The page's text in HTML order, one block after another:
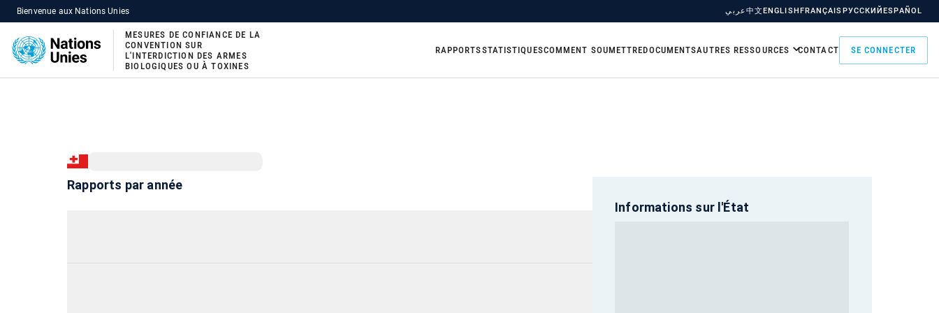
Bienvenue aux Nations Unies عربي中文ENGLISHFRANÇAISРУССКИЙESPAÑOL
MESURES DE CONFIANCE DE LA
CONVENTION SUR
L'INTERDICTION DES ARMES
BIOLOGIQUES OU À TOXINES
RAPPORTSSTATISTIQUESCOMMENT SOUMETTREDOCUMENTSAUTRES RESSOURCES CONTACT SE CONNECTER
Rapports par année
Informations sur l'État